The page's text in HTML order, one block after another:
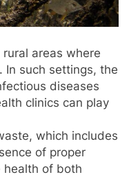
areas where
In such settings, the
diseases
clinics can play
which includes
of proper
health of both